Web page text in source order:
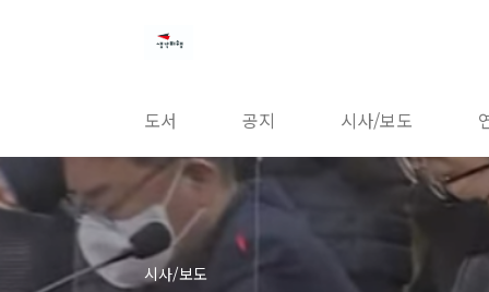
도서 공지 시사/보도
시사/보도